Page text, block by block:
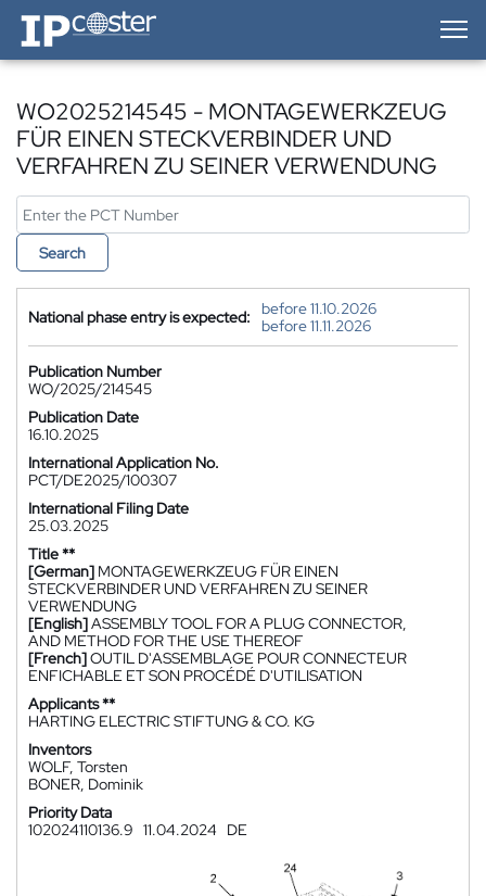
IP-Coster — Home
WO2025214545 - MONTAGEWERKZEUG
FÜR EINEN STECKVERBINDER UND
VERFAHREN ZU SEINER VERWENDUNG
Search
National phase entry is expected:
before 11.10.2026
before 11.11.2026
Publication Number
WO/2025/214545
Publication Date
16.10.2025
International Application No.
PCT/DE2025/100307
International Filing Date
25.03.2025
Title **
[German] MONTAGEWERKZEUG FÜR EINEN
STECKVERBINDER UND VERFAHREN ZU SEINER
VERWENDUNG
[English]ASSEMBLY TOOL FOR A PLUG CONNECTOR,
AND METHOD FOR THE USE THEREOF
[French]OUTIL D'ASSEMBLAGE POUR CONNECTEUR
ENFICHABLE ET SON PROCÉDÉ D'UTILISATION
Applicants **
HARTING ELECTRIC STIFTUNG & CO. KG
Inventors
WOLF, Torsten
BONER, Dominik
Priority Data
102024110136.9 11.04.2024 DE